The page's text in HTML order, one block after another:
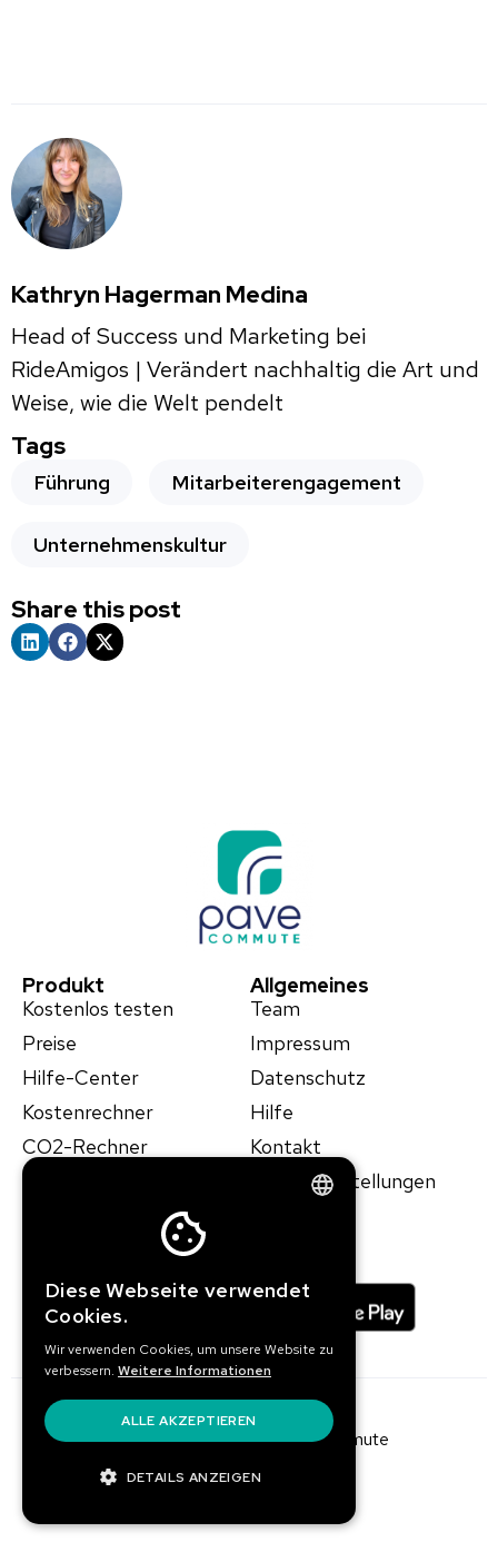
Kathryn Hagerman Medina
Head of Success und Marketing bei
RideAmigos | Verändert nachhaltig die Art und
Weise, wie die Welt pendelt
Tags
Führung Mitarbeiterengagement
Unternehmenskultur
Share this post
Produkt
Kostenlos testen
Preise
Hilfe-Center
Kostenrechner
CO2-Rechner
Ressourcen
Allgemeines
Team
Impressum
Datenschutz
Hilfe
Kontakt
Cookie Einstellungen
Copyright © 2026 - Pave Commute
Diese Webseite verwendet
Cookies.
Wir verwenden Cookies, um unsere Website zu
verbessern. Weitere Informationen
ALLE AKZEPTIEREN
DETAILS ANZEIGEN